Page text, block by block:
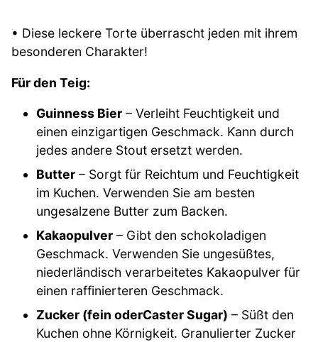
• Diese leckere Torte überrascht jeden mit ihrem
besonderen Charakter!
Für den Teig:
Guinness Bier – Verleiht Feuchtigkeit und
einen einzigartigen Geschmack. Kann durch
jedes andere Stout ersetzt werden.
Butter – Sorgt für Reichtum und Feuchtigkeit
im Kuchen. Verwenden Sie am besten
ungesalzene Butter zum Backen.
Kakaopulver – Gibt den schokoladigen
Geschmack. Verwenden Sie ungesüßtes,
niederländisch verarbeitetes Kakaopulver für
einen raffinierteren Geschmack.
Zucker (fein oderCaster Sugar) – Süßt den
Kuchen ohne Körnigkeit. Granulierter Zucker